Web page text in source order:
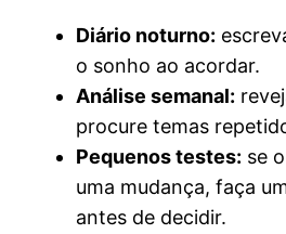
Diário noturno:
o sonho ao acordar.
Análise semanal:
procure temas
Pequenos testes: se
uma mudança, faça
antes de decidir.